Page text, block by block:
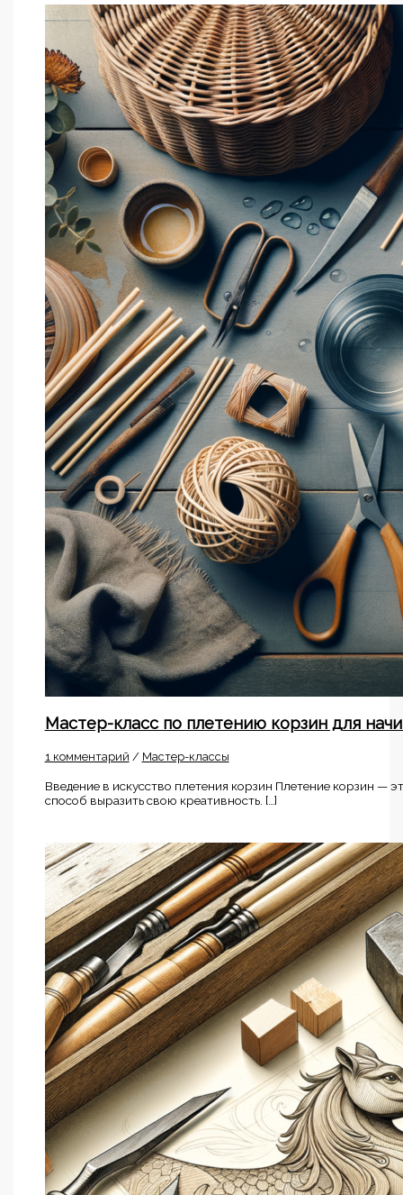
Мастер-класс по плетению корзин для
1 комментарий / Мастер-классы
Введение в искусство плетения корзин Плетение корзин —
способ выразить свою креативность. […]